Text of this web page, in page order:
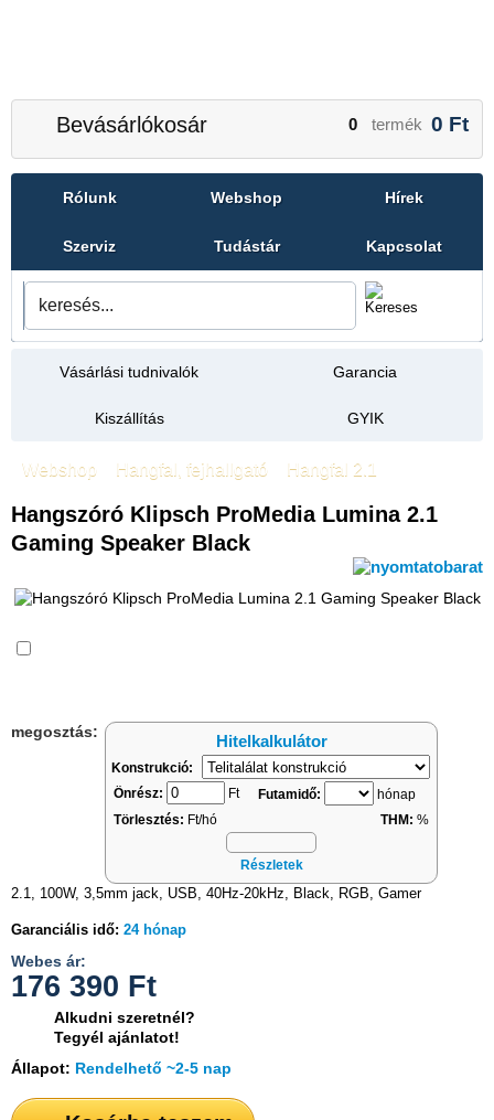
Bevásárlókosár 0 termék 0 Ft
Rólunk Webshop Hírek
Szerviz Tudástár Kapcsolat
Vásárlási tudnivalók Garancia
Kiszállítás GYIK
Webshop Hangfal, fejhallgató Hangfal 2.1
Hangszóró Klipsch ProMedia Lumina 2.1
Gaming Speaker Black
megosztás:
Hitelkalkulátor
Konstrukció:
Önrész:
Ft Futamidő:
hónap
Törlesztés: Ft/hó THM: %
Részletek
2.1, 100W, 3,5mm jack, USB, 40Hz-20kHz, Black, RGB, Gamer
Garanciális idő: 24 hónap
Webes ár:
176 390 Ft
Alkudni szeretnél?
Tegyél ajánlatot!
Állapot: Rendelhető ~2-5 nap